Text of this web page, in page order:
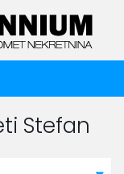
Stefan